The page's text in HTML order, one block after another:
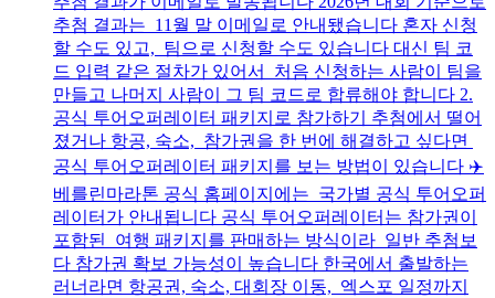
추첨 결과는 11월 말 이메일로 안내됐습니다 혼자 신청
할 수도 있고, 팀으로 신청할 수도 있습니다 대신 팀 코
드 입력 같은 절차가 있어서 처음 신청하는 사람이 팀을
만들고 나머지 사람이 그 팀 코드로 합류해야 합니다 2.
공식 투어오퍼레이터 패키지로 참가하기 추첨에서 떨어
졌거나 항공, 숙소, 참가권을 한 번에 해결하고 싶다면
공식 투어오퍼레이터 패키지를 보는 방법이 있습니다 ✈️
베를린마라톤 공식 홈페이지에는 국가별 공식 투어오퍼
레이터가 안내됩니다 공식 투어오퍼레이터는 참가권이
포함된 여행 패키지를 판매하는 방식이라 일반 추첨보
다 참가권 확보 가능성이 높습니다 한국에서 출발하는
러너라면 항공권, 숙소, 대회장 이동, 엑스포 일정까지